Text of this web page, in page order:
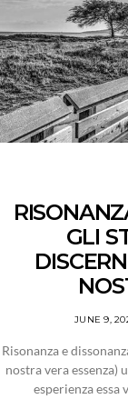
GLI
JUNE 9,
Risonanza e
nostra vera essenza)
esperienza essa